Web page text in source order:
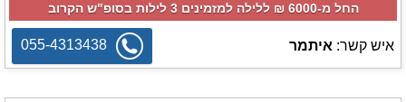
החל מ-‏6000 ₪ ללילה למזמינים 3 לילות בסופ"ש הקרוב
איש קשר: איתמר 055-4313438